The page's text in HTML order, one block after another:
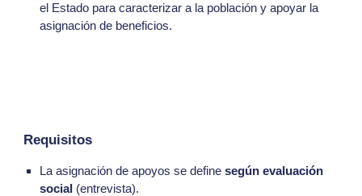
el Estado para caracterizar a la población y apoyar la
asignación de beneficios.
Requisitos
La asignación de apoyos se definesegún evaluación
social (entrevista).